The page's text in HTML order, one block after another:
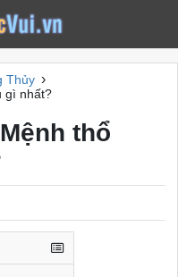
Thủy ›
gì nhất?
thổ